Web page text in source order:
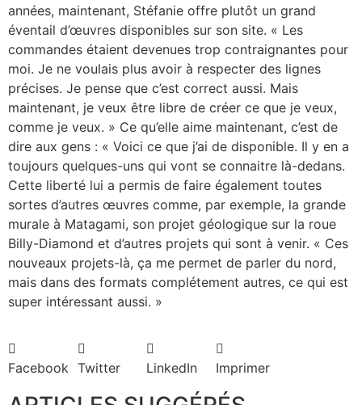
années, maintenant, Stéfanie offre plutôt un grand
éventail d’œuvres disponibles sur son site. « Les
commandes étaient devenues trop contraignantes pour
moi. Je ne voulais plus avoir à respecter des lignes
précises. Je pense que c’est correct aussi. Mais
maintenant, je veux être libre de créer ce que je veux,
comme je veux. » Ce qu’elle aime maintenant, c’est de
dire aux gens : « Voici ce que j’ai de disponible. Il y en a
toujours quelques-uns qui vont se connaitre là-dedans.
Cette liberté lui a permis de faire également toutes
sortes d’autres œuvres comme, par exemple, la grande
murale à Matagami, son projet géologique sur la roue
Billy-Diamond et d’autres projets qui sont à venir. « Ces
nouveaux projets-là, ça me permet de parler du nord,
mais dans des formats complétement autres, ce qui est
super intéressant aussi. »
Facebook Twitter LinkedIn Imprimer